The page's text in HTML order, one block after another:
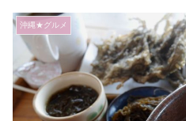
沖縄★グルメ